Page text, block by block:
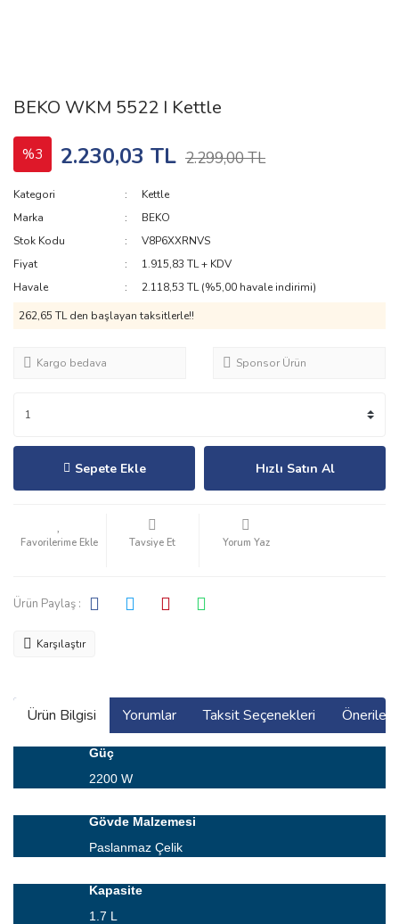
BEKO WKM 5522 I Kettle
%3 2.230,03 TL 2.299,00 TL
Kategori
Kettle
Marka
BEKO
Stok Kodu
V8P6XXRNVS
Fiyat
1.915,83 TL + KDV
Havale
2.118,53 TL (%5,00 havale indirimi)
262,65 TL den başlayan taksitlerle!!
Kargo bedava Sponsor Ürün
Sepete Ekle Hızlı Satın Al
Tavsiye Et Yorum Yaz
Ürün Paylaş :
Karşılaştır
Ürün Bilgisi Yorumlar Taksit Seçenekleri
Güç
2200 W
Gövde Malzemesi
Paslanmaz Çelik
Kapasite
1.7 L